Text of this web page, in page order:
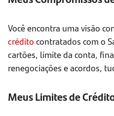
Você encontra uma visão
crédito contratados com o
cartões, limite da conta,
renegociações e acordos,
Meus Limites de